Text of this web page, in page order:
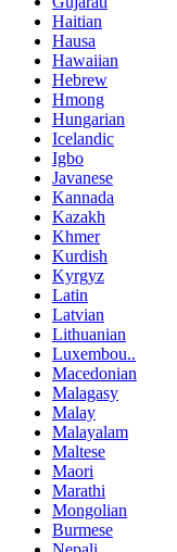
Haitian
Hausa
Hawaiian
Hebrew
Hmong
Hungarian
Icelandic
Igbo
Javanese
Kannada
Kazakh
Khmer
Kurdish
Kyrgyz
Latin
Latvian
Lithuanian
Luxembou..
Macedonian
Malagasy
Malay
Malayalam
Maltese
Maori
Marathi
Mongolian
Burmese